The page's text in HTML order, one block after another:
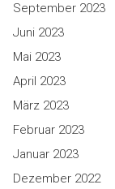
September 2023
Juni 2023
Mai 2023
April 2023
März 2023
Februar 2023
Januar 2023
Dezember 2022